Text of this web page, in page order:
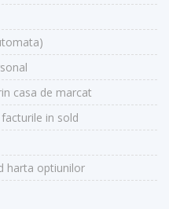
casa de marcat
in sold
harta optiunilor